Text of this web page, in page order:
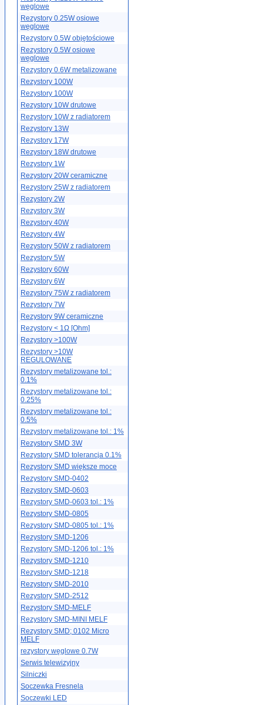
węglowe
Rezystory 0.25W osiowe
węglowe
Rezystory 0.5W objętościowe
Rezystory 0.5W osiowe
węglowe
Rezystory 0.6W metalizowane
Rezystory 100W
Rezystory 100W
Rezystory 10W drutowe
Rezystory 10W z radiatorem
Rezystory 13W
Rezystory 17W
Rezystory 18W drutowe
Rezystory 1W
Rezystory 20W ceramiczne
Rezystory 25W z radiatorem
Rezystory 2W
Rezystory 3W
Rezystory 40W
Rezystory 4W
Rezystory 50W z radiatorem
Rezystory 5W
Rezystory 60W
Rezystory 6W
Rezystory 75W z radiatorem
Rezystory 7W
Rezystory 9W ceramiczne
Rezystory < 1Ω [Ohm]
Rezystory >100W
Rezystory >10W
REGULOWANE
Rezystory metalizowane tol.:
0.1%
Rezystory metalizowane tol.:
0.25%
Rezystory metalizowane tol.:
0.5%
Rezystory metalizowane tol.: 1%
Rezystory SMD 3W
Rezystory SMD tolerancja 0.1%
Rezystory SMD większe moce
Rezystory SMD-0402
Rezystory SMD-0603
Rezystory SMD-0603 tol.: 1%
Rezystory SMD-0805
Rezystory SMD-0805 tol.: 1%
Rezystory SMD-1206
Rezystory SMD-1206 tol.: 1%
Rezystory SMD-1210
Rezystory SMD-1218
Rezystory SMD-2010
Rezystory SMD-2512
Rezystory SMD-MELF
Rezystory SMD-MINI MELF
Rezystory SMD; 0102 Micro
MELF
rezystory węglowe 0.7W
Serwis telewizyjny
Silniczki
Soczewka Fresnela
Soczewki LED